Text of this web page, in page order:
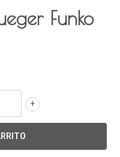
Funko
+